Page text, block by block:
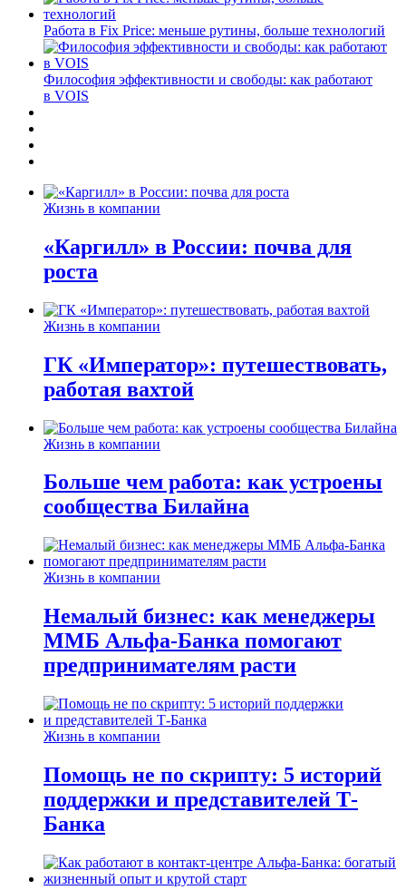
Работа в Fix Price: меньше рутины, больше технологий
Философия эффективности и свободы: как работают
в VOIS
Жизнь в компании
«Каргилл» в России: почва для
роста
Жизнь в компании
ГК «Император»: путешествовать,
работая вахтой
Жизнь в компании
Больше чем работа: как устроены
сообщества Билайна
Жизнь в компании
Немалый бизнес: как менеджеры
ММБ Альфа-Банка помогают
предпринимателям расти
Жизнь в компании
Помощь не по скрипту: 5 историй
поддержки и представителей Т-
Банка